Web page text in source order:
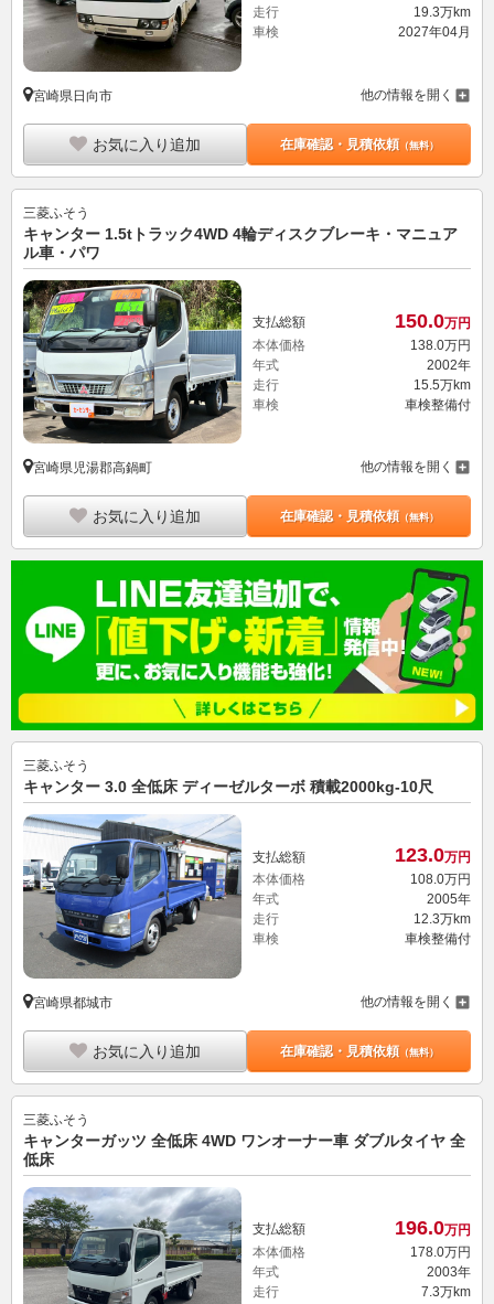
走行
19.3万km
車検
2027年04月
宮崎県日向市 他の情報を開く
お気に入り追加 在庫確認・見積依頼（無料）
三菱ふそう
キャンター 1.5tトラック4WD 4輪ディスクブレーキ・マニュア
ル車・パワ
支払総額 150.0万円
本体価格
138. 0万円
年式
2002年
走行
15.5万km
車検
車検整備付
宮崎県児湯郡高鍋町 他の情報を開く
お気に入り追加 在庫確認・見積依頼（無料）
三菱ふそう
キャンター 3.0 全低床 ディーゼルターボ 積載2000kg-10尺
支払総額 123.0万円
本体価格
108.0万円
年式
2005年
走行
12.3万km
車検
車検整備付
宮崎県都城市 他の情報を開く
お気に入り追加 在庫確認・見積依頼（無料）
三菱ふそう
キャンターガッツ 全低床 4WD ワンオーナー車 ダブルタイヤ 全
低床
支払総額 196.0万円
本体価格
178. 0万円
年式
2003年
走行
7.3万km